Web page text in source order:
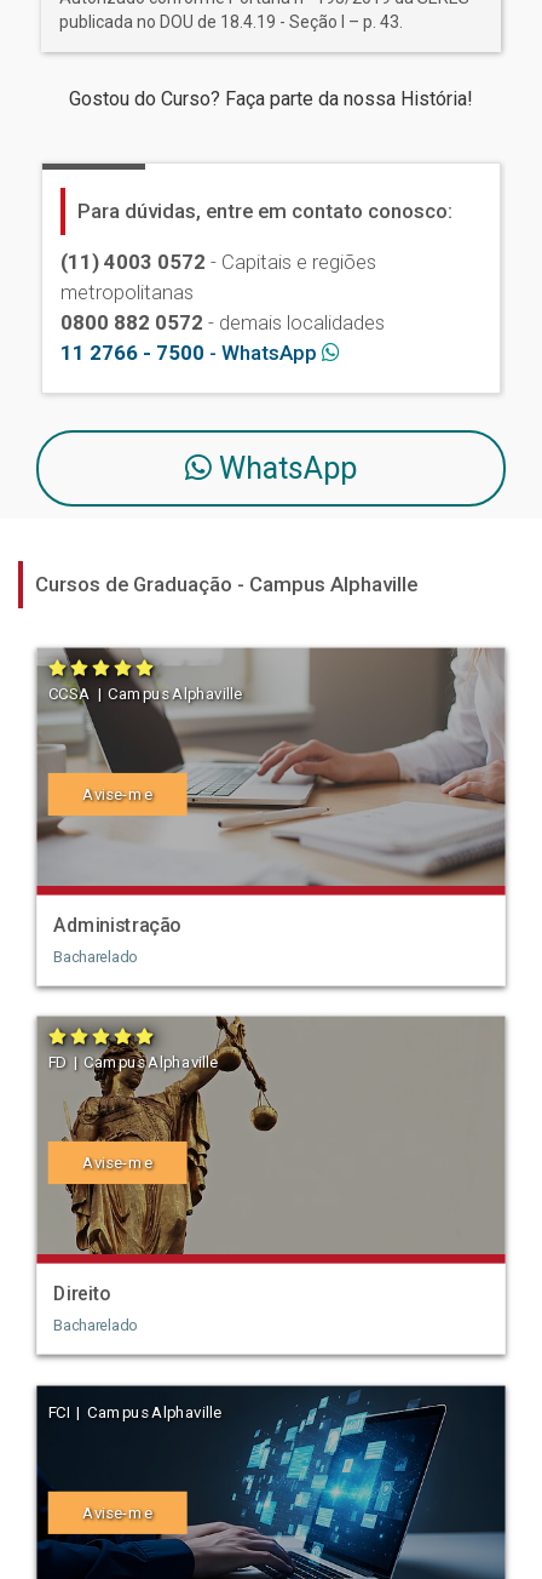
publicada no DOU de 18.4.19 - Seção I – p. 43.
Gostou do Curso? Faça parte da nossa História!
Para dúvidas, entre em contato conosco:
(11) 4003 0572 - Capitais e regiões
metropolitanas
0800 882 0572 - demais localidades
11 2766 - 7500 - WhatsApp
WhatsApp
Cursos de Graduação - Campus Alphaville
CCSA | Campus Alphaville
Avise-me
Administração
Bacharelado
FD | Campus Alphaville
Avise-me
Direito
Bacharelado
FCI | Campus Alphaville
Avise-me